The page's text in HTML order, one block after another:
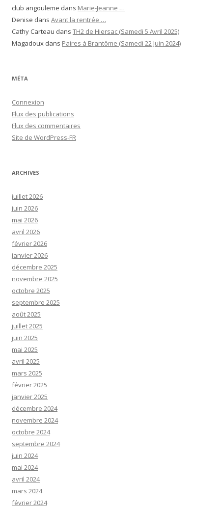
club angouleme dans Marie-Jeanne …
Denise dans Avant la rentrée …
Cathy Carteau dans TH2 de Hiersac (Samedi 5 Avril 2025)
Magadoux dans Paires à Brantôme (Samedi 22 Juin 2024)
MÉTA
Connexion
Flux des publications
Flux des commentaires
Site de WordPress-FR
ARCHIVES
juillet 2026
juin 2026
mai 2026
avril 2026
février 2026
janvier 2026
décembre 2025
novembre 2025
octobre 2025
septembre 2025
août 2025
juillet 2025
juin 2025
mai 2025
avril 2025
mars 2025
février 2025
janvier 2025
décembre 2024
novembre 2024
octobre 2024
septembre 2024
juin 2024
mai 2024
avril 2024
mars 2024
février 2024